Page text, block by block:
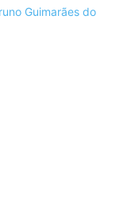
Guimarães do